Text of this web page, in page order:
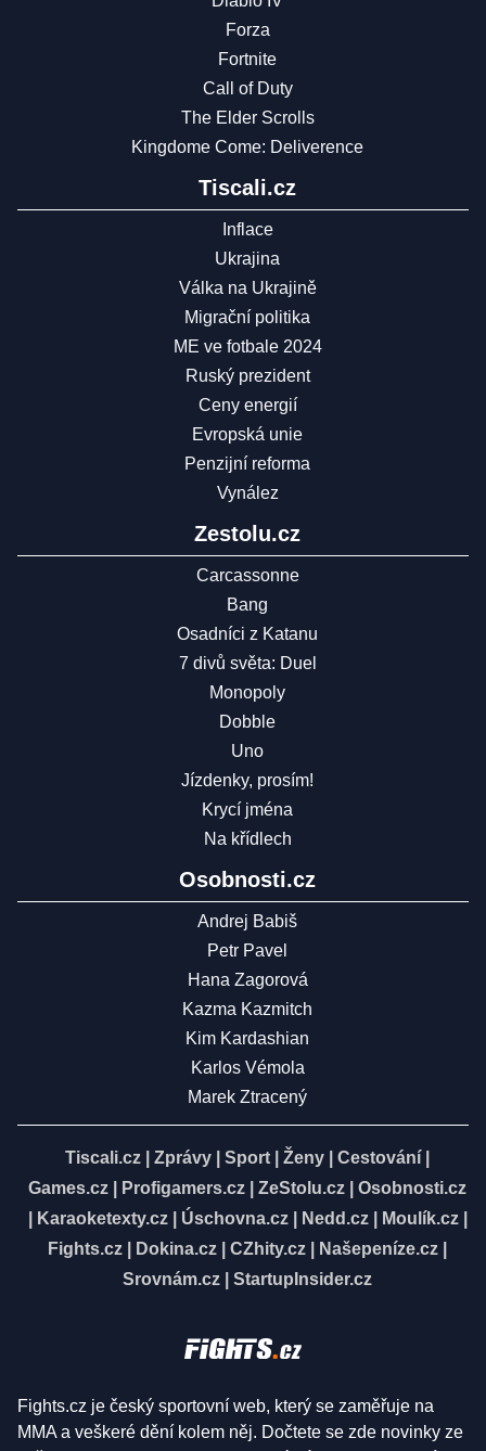
Forza
Fortnite
Call of Duty
The Elder Scrolls
Kingdome Come: Deliverence
Tiscali.cz
Inflace
Ukrajina
Válka na Ukrajině
Migrační politika
ME ve fotbale 2024
Ruský prezident
Ceny energií
Evropská unie
Penzijní reforma
Vynález
Zestolu.cz
Carcassonne
Bang
Osadníci z Katanu
7 divů světa: Duel
Monopoly
Dobble
Uno
Jízdenky, prosím!
Krycí jména
Na křídlech
Osobnosti.cz
Andrej Babiš
Petr Pavel
Hana Zagorová
Kazma Kazmitch
Kim Kardashian
Karlos Vémola
Marek Ztracený
Tiscali.cz Zprávy Sport Ženy Cestování
Games.cz
Profigamers.cz ZeStolu.cz
Osobnosti.cz
Karaoketexty.cz| Úschovna.cz| Nedd.cz| Moulík.cz|
Fights.cz
Dokina.cz CZhity.cz Našepeníze.cz
Srovnám.cz
StartupInsider.cz
Fights.cz je český sportovní web, který se zaměřuje na
MMA a veškeré dění kolem něj. Dočtete se zde novinky ze